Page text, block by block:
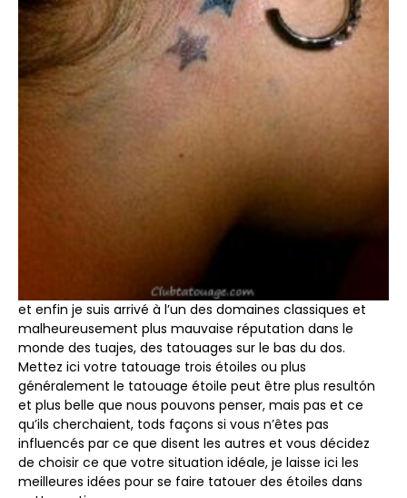
et enfin je suis arrivé à l’un des domaines classiques et
malheureusement plus mauvaise réputation dans le
monde des tuajes, des tatouages ​​sur le bas du dos.
Mettez ici votre tatouage trois étoiles ou plus
généralement le tatouage étoile peut être plus resultón
et plus belle que nous pouvons penser, mais pas et ce
qu’ils cherchaient, tods façons si vous n’êtes pas
influencés par ce que disent les autres et vous décidez
de choisir ce que votre situation idéale, je laisse ici les
meilleures idées pour se faire tatouer des étoiles dans